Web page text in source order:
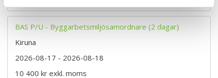
BAS P/U - Byggarbetsmiljösamordnare (2 dagar)
Kiruna
2026-08-17 - 2026-08-18
10 400 kr exkl. moms